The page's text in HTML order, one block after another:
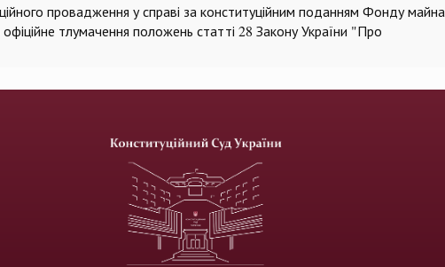
провадження у справі за конституційним поданням Фонду майна
тлумачення положень статті 28 Закону України "Про